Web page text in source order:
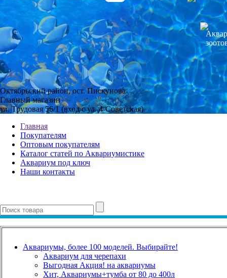
Октябрьский район, ост. Пискунова
Главный магазин
ул. Трудовая 56/1 (вход с ул. 4-Советская)
Главная
Покупателям
Оптовым покупателям
Каталог статей по Аквариумистике
Аквариум под ключ
Наши контакты
Аквариумы, более 100 моделей. Выбирайте!
Аквариум для черепахи
Выгодная Акция! на аквариумы
Хит, Аквариумы+тумба от 80 до 400л